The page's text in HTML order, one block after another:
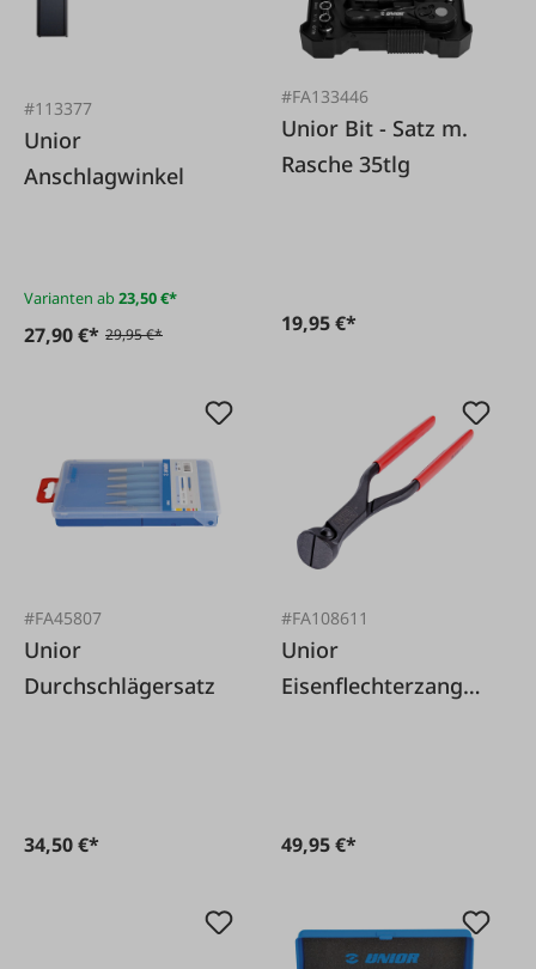
#113377
Unior
Anschlagwinkel
Varianten ab23,50 €*
27,90 €* 29,95 €*
#FA133446
Unior Bit - Satz m.
Rasche 35tlg
19,95 €*
#FA45807
Unior
Durchschlägersatz
34,50 €*
#FA108611
Unior
Eisenflechterzange
49,95 €*